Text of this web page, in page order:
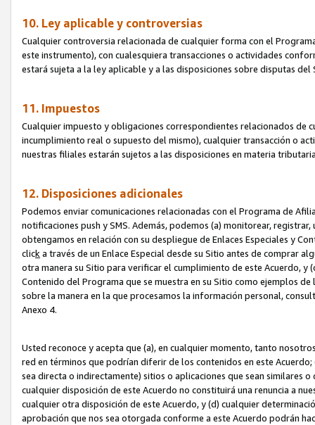
10. Ley aplicable y controversias
Cualquier controversia relacionada de cualquier forma con el
este instrumento), con cualesquiera transacciones o actividades
estará sujeta a la ley aplicable y a las disposiciones sobre disputas
11. Impuestos
Cualquier impuesto y obligaciones correspondientes relacionados de
incumplimiento real o supuesto del mismo), cualquier transacción o
nuestras filiales estarán sujetos a las disposiciones en materia
12. Disposiciones adicionales
Podemos enviar comunicaciones relacionadas con el Programa de
notificaciones push y SMS. Además, podemos (a) monitorear,
obtengamos en relación con su despliegue de Enlaces Especiales y
clicka través de un Enlace Especial desde su Sitio antes de comprar
otra manera su Sitio para verificar el cumplimiento de este Acuerdo,
Contenido del Programa que se muestra en su Sitio como ejemplos
sobre la manera en la que procesamos la información personal,
Anexo 4.
Usted reconoce y acepta que (a), en cualquier momento, tanto
red en términos que podrían diferir de los contenidos en este
sea directa o indirectamente) sitios o aplicaciones que sean similares
cualquier disposición de este Acuerdo no constituirá una renuncia a
cualquier otra disposición de este Acuerdo, y (d) cualquier
aprobación que nos sea otorgada conforme a este Acuerdo podrán